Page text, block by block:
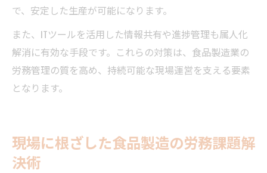
で、安定した生産が可能になります。
また、ITツールを活用した情報共有や進捗管理も属人化
解消に有効な手段です。これらの対策は、食品製造業の
労務管理の質を高め、持続可能な現場運営を支える要素
となります。
現場に根ざした食品製造の労務課題解
決術